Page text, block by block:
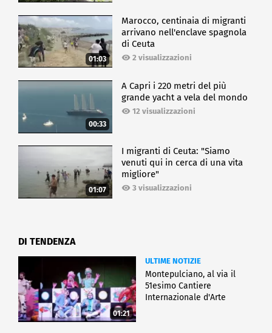
01:03
Marocco, centinaia di migranti
arrivano nell'enclave spagnola
di Ceuta
2 visualizzazioni
00:33
A Capri i 220 metri del più
grande yacht a vela del mondo
12 visualizzazioni
01:07
I migranti di Ceuta: "Siamo
venuti qui in cerca di una vita
migliore"
3 visualizzazioni
DI TENDENZA
01:21
ULTIME NOTIZIE
Montepulciano, al via il
51esimo Cantiere
Internazionale d'Arte